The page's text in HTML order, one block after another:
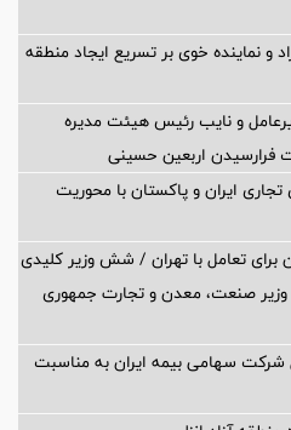
و نماینده خوی بر تسریع ایجاد منطقه
و نایب رئیس هیئت مدیره
اربعین حسینی
ایران و پاکستان با محوریت
برای تعامل با تهران / شش وزیر کلیدی
وزیر صنعت، معدن و تجارت جمهوری
سهامی بیمه ایران به مناسبت